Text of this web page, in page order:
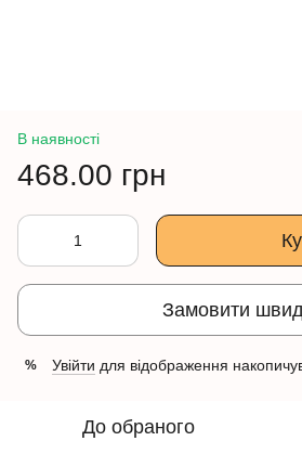
В наявності
468.00 грн
Замовити
% Увійти для відображення
До обраного